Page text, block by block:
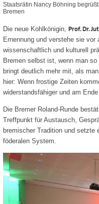
Staatsrätin Nancy Böhning
Bremen
Die neue Kohlkönigin, Prof. Dr.
Ernennung und verstehe sie
wissenschaftlich und kulturell
Bremen selbst ist, wenn man
bringt deutlich mehr mit, als
hier: Wenn frostige Zeiten
widerstandsfähiger und am
Die Bremer Roland-Runde
Treffpunkt für Austausch,
bremischer Tradition und setzte
föderalen System.